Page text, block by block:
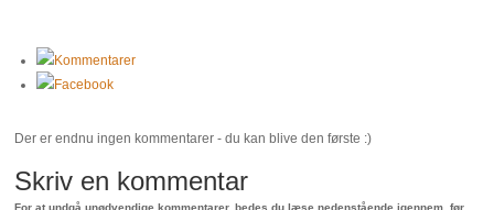
Kommentarer
Facebook
Der er endnu ingen kommentarer - du kan blive den første :)
Skriv en kommentar
For at undgå unødvendige kommentarer, bedes du læse nedenstående igennem, før